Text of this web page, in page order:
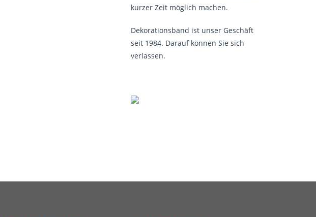
kurzer Zeit möglich machen.
Dekorationsband ist unser Geschäft
seit 1984. Darauf können Sie sich
verlassen.